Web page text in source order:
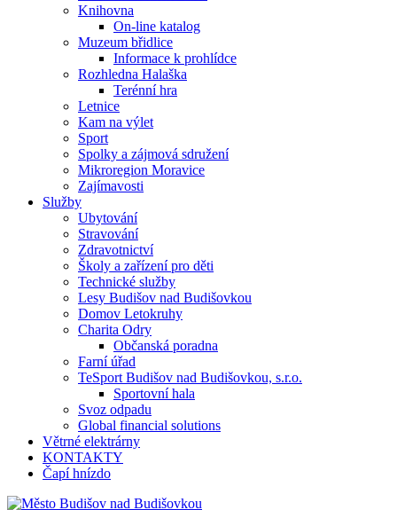
Knihovna
On-line katalog
Muzeum břidlice
Informace k prohlídce
Rozhledna Halaška
Terénní hra
Letnice
Kam na výlet
Sport
Spolky a zájmová sdružení
Mikroregion Moravice
Zajímavosti
Služby
Ubytování
Stravování
Zdravotnictví
Školy a zařízení pro děti
Technické služby
Lesy Budišov nad Budišovkou
Domov Letokruhy
Charita Odry
Občanská poradna
Farní úřad
TeSport Budišov nad Budišovkou, s.r.o.
Sportovní hala
Svoz odpadu
Global financial solutions
Větrné elektrárny
KONTAKTY
Čapí hnízdo